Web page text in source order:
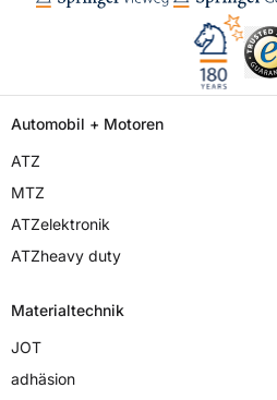
Automobil + Motoren
ATZ
MTZ
ATZelektronik
ATZheavy duty
Materialtechnik
JOT
adhäsion